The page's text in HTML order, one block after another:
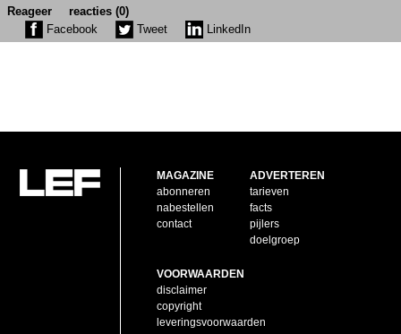
Reageer
reacties (0)
Facebook
Tweet LinkedIn
MAGAZINE
abonneren
nabestellen
contact
ADVERTEREN
tarieven
facts
pijlers
doelgroep
VOORWAARDEN
disclaimer
copyright
leveringsvoorwaarden